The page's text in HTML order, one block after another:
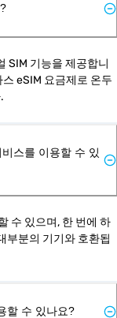
SIM 기능을 제공합니
eSIM 요금제로 온두
스를 이용할 수 있
수 있으며, 한 번에 하
부분의 기기와 호환됩
할 수 있나요?